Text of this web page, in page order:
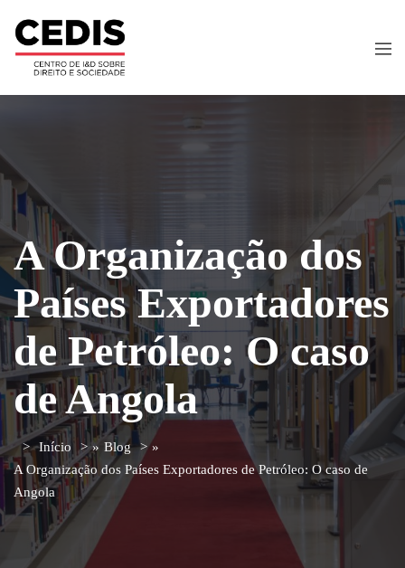
A Organização dos
Países Exportadores
de Petróleo: O caso
de Angola
Início » Blog
»
A Organização dos Países Exportadores de Petróleo: O caso de
Angola